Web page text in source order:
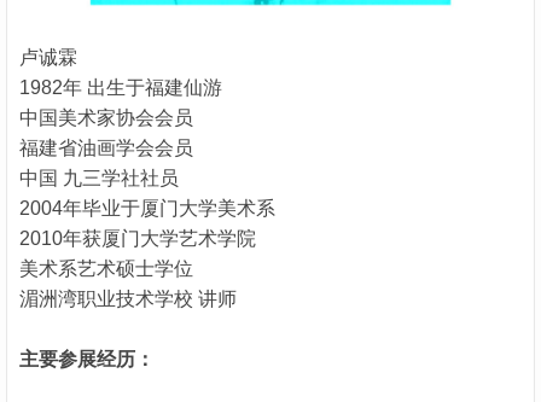
卢诚霖
1982年 出生于福建仙游
中国美术家协会会员
福建省油画学会会员
中国 九三学社社员
2004年毕业于厦门大学美术系
2010年获厦门大学艺术学院
美术系艺术硕士学位
湄洲湾职业技术学校 讲师
主要参展经历：